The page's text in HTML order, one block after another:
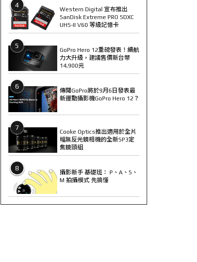
4
Western Digital 宣布推出
SanDisk Extreme PRO SDXC
UHS-II V60 等級記憶卡
5
GoPro Hero 12重磅發表！續航
力大升級，建議售價新台幣
14,900元
6
傳聞GoPro將於9月6日發表最
新運動攝影機GoPro Hero 12？
7
Cooke Optics推出適用於全片
幅無反光鏡相機的全新SP3定
焦鏡頭組
8
攝影新手 基礎班： P、A、S、
M 拍攝模式 先搞懂